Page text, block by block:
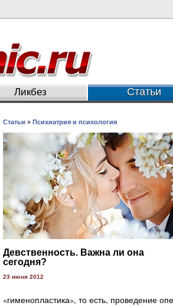
Ликбез Статьи
Статьи » Психиатрия и психология
Девственность. Важна ли она
сегодня?
23 июня 2012
«гименопластика», то есть, проведение